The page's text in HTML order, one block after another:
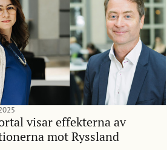
visar effekterna av
mot Ryssland